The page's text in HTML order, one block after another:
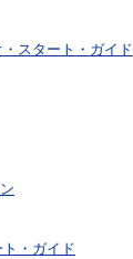
スタート・ガイド
・ガイド